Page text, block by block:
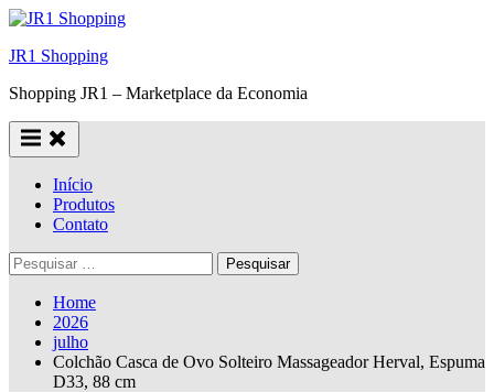
Skip
content
JR1 Shopping
Shopping JR1 – Marketplace da Economia
Início
Produtos
Contato
Pesquisar
por:
Home
2026
julho
Colchão Casca de Ovo Solteiro Massageador Herval, Espuma
D33, 88 cm